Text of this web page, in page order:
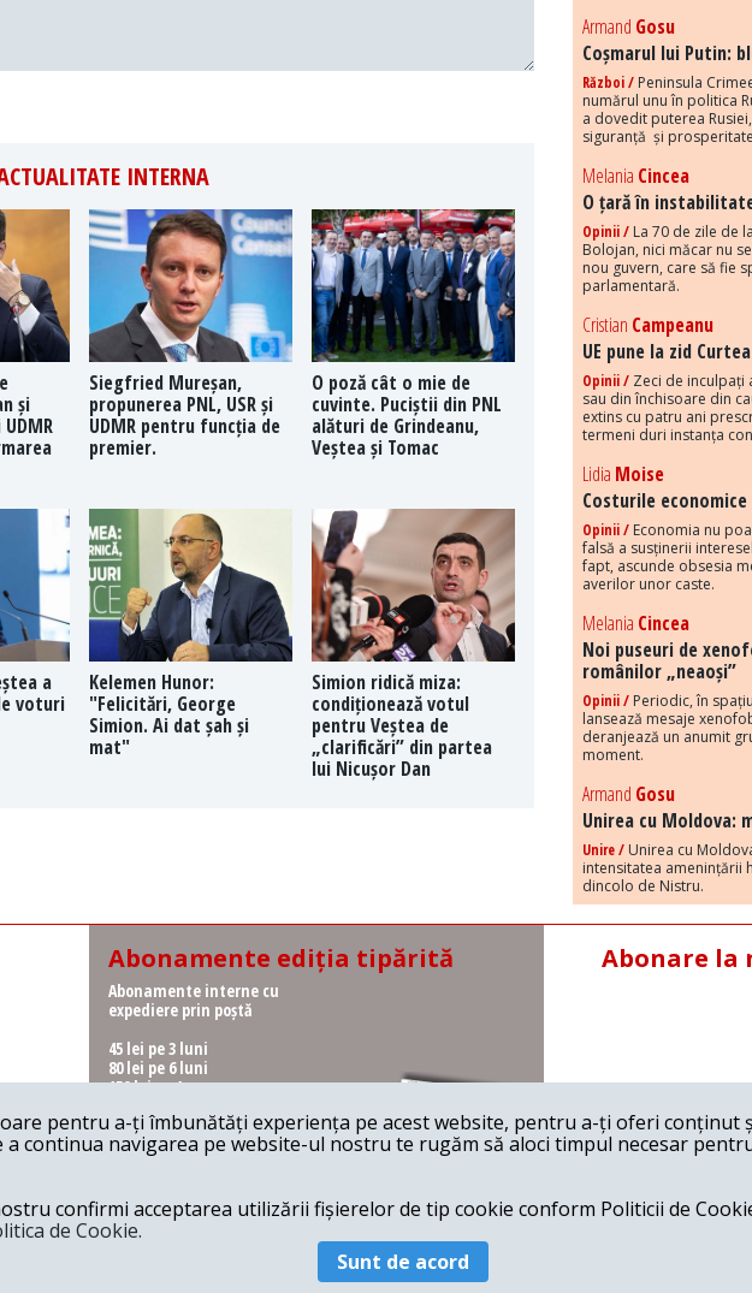
INTERNA
și
UDMR
Siegfried Mureșan,
propunerea PNL, USR și
UDMR pentru funcția de
premier.
O poză cât o mie de
cuvinte. Puciștii din PNL
alături de Grindeanu,
Veștea și Tomac
a
voturi
Kelemen Hunor:
"Felicitări, George
Simion. Ai dat șah și
mat"
Simion ridică miza:
condiționează votul
pentru Veștea de
„clarificări” din partea
lui Nicușor Dan
Armand Gosu
Coșmarul lui Putin:
Război / Peninsula
numărul unu în politica
a dovedit puterea
siguranță și
Melania Cincea
O țară în
Opinii / La 70 de zile de
Bolojan, nici măcar nu
nou guvern, care să fie
parlamentară.
Cristian Campeanu
UE pune la zid
Opinii / Zeci de inculpați
sau din închisoare din
extins cu patru ani
termeni duri instanța
Lidia Moise
Costurile
Opinii / Economia nu
falsă a susținerii
fapt, ascunde obsesia
averilor unor caste.
Melania Cincea
Noi puseuri de
românilor „neaoși”
Opinii / Periodic, în
lansează mesaje
deranjează un anumit
moment.
Armand Gosu
Unirea cu Moldova:
Unire / Unirea cu
intensitatea amenințării
dincolo de Nistru.
Abonamente ediția tipărită
Abonamente interne cu
expediere prin poștă
45 lei pe 3 luni
80 lei pe 6 luni
150 lei pe 1 an
Abonamente interne cu
ridicare de la redacție
62 lei pe 6 luni
115 lei pe 1 an
Abonare la
© 2026 Revista 22
pentru a-ți îmbunătăți experiența pe acest website, pentru a-ți oferi conținut
continua navigarea pe website-ul nostru te rugăm să aloci timpul necesar
confirmi acceptarea utilizării fișierelor de tip cookie conform Politicii de
de Cookie.
Sunt de acord